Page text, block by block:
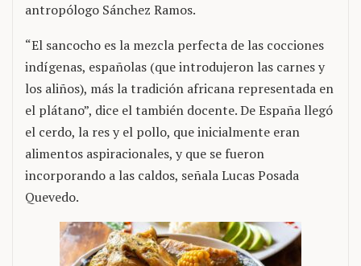
antropólogo Sánchez Ramos.
“El sancocho es la mezcla perfecta de las cocciones
indígenas, españolas (que introdujeron las carnes y
los aliños), más la tradición africana representada en
el plátano”, dice el también docente. De España llegó
el cerdo, la res y el pollo, que inicialmente eran
alimentos aspiracionales, y que se fueron
incorporando a las caldos, señala Lucas Posada
Quevedo.